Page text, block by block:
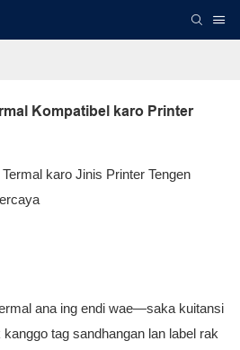
Kompatibel karo Printer
karo Jinis Printer Tengen
ana ing endi wae—saka kuitansi
tag sandhangan lan label rak